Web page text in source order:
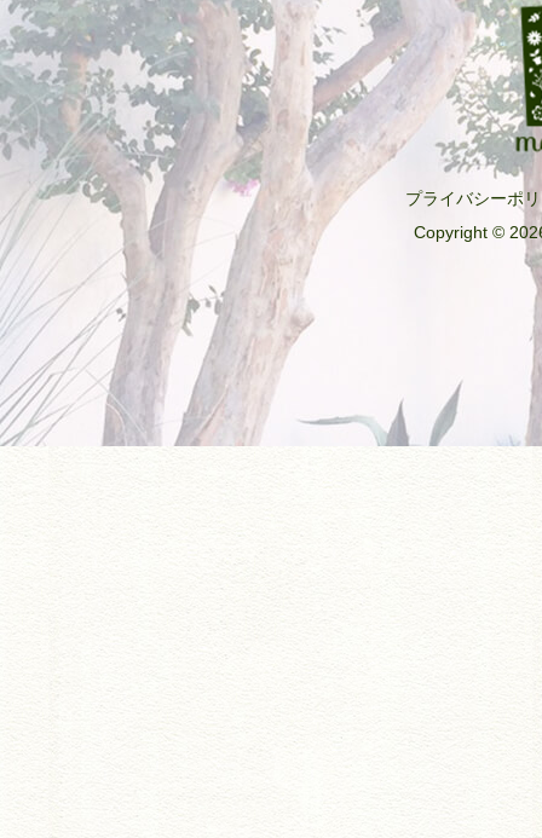
プライバシーポ
Copyright ©